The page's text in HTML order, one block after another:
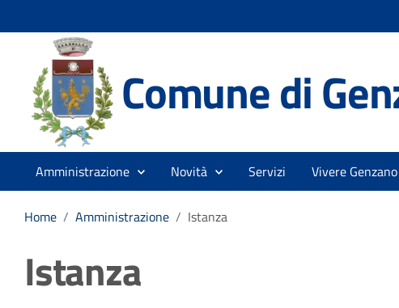
Comune di
Amministrazione Novità Servizi Vivere
Home / Amministrazione / Istanza
Istanza